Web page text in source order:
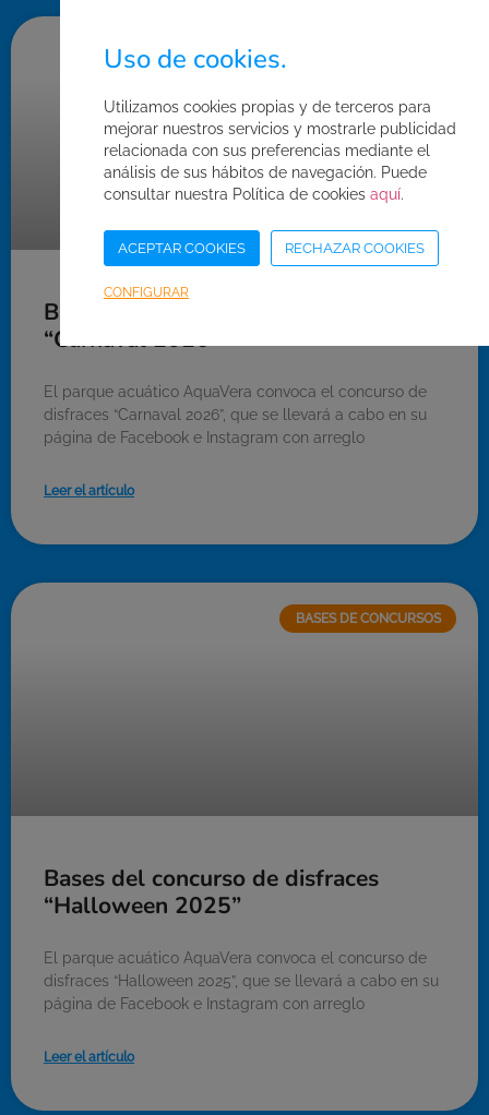
Bases del concurso de disfraces
“Carnaval 2026”
El parque acuático AquaVera convoca el concurso de
disfraces “Carnaval 2026”, que se llevará a cabo en su
página de Facebook e Instagram con arreglo
Leer el artículo
BASES DE CONCURSOS
Bases del concurso de disfraces
“Halloween 2025”
El parque acuático AquaVera convoca el concurso de
disfraces “Halloween 2025”, que se llevará a cabo en su
página de Facebook e Instagram con arreglo
Leer el artículo
Uso de cookies.
Utilizamos cookies propias y de terceros para
mejorar nuestros servicios y mostrarle publicidad
relacionada con sus preferencias mediante el
análisis de sus hábitos de navegación. Puede
consultar nuestra Política de cookies aquí.
ACEPTAR COOKIES RECHAZAR COOKIES
CONFIGURAR